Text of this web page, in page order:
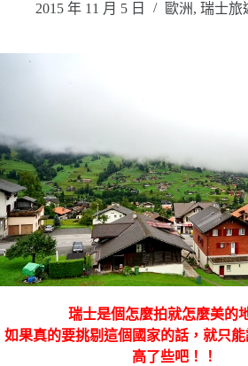
2015 年 11 月 5 日 歐洲, 瑞士旅
瑞士是個怎麼拍就怎麼美的
如果真的要挑剔這個國家的話，就只
高了些吧！！